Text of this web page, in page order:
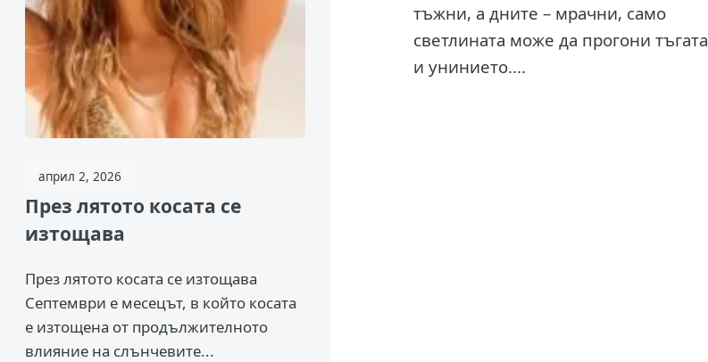
тъжни, а дните – мрачни, само
светлината може да прогони тъгата
и унинието....
април 2, 2026
През лятото косата се
изтощава
През лятото косата се изтощава
Септември е месецът, в който косата
е изтощена от продължителното
влияние на слънчевите...